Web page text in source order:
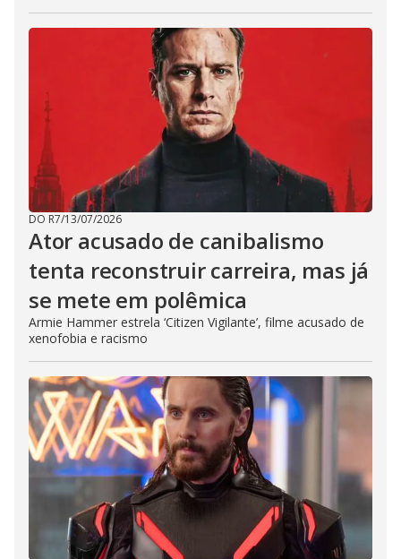
DO R7/13/07/2026
Ator acusado de canibalismo
tenta reconstruir carreira, mas já
se mete em polêmica
Armie Hammer estrela ‘Citizen Vigilante’, filme acusado de
xenofobia e racismo